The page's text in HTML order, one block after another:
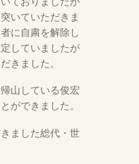
いていただきま
に自粛を解除し
していましたが
きました。
山している俊宏
ができました。
ました総代・世